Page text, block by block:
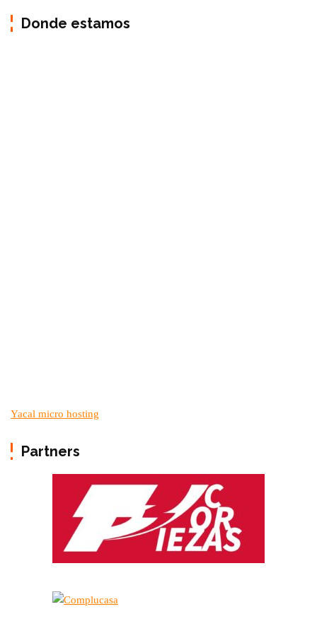
Donde estamos
Yacal micro hosting
Partners